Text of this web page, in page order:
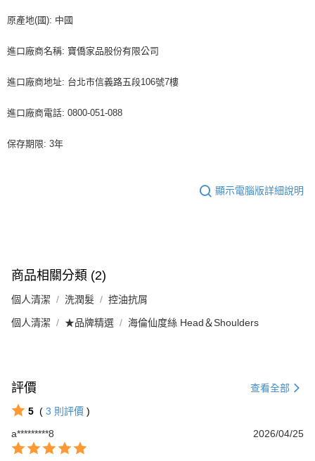
原產地(國): 中國
進口廠商名稱: 寶僑家品股份有限公司
進口廠商地址: 台北市信義路五段106號7樓
進口廠商電話: 0800-051-088
保存期限: 3年
顯示電腦版詳細說明
商品相關分類 (2)
個人清潔 洗潤髮 控油抗屑
個人清潔 ★品牌精選 海倫仙度絲 Head＆Shoulders
評價 查看全部
5 ( 3 則評價 )
a*********8
2026/04/25